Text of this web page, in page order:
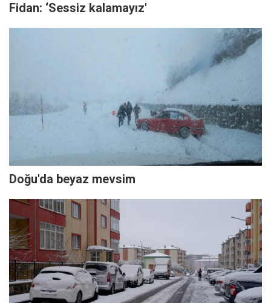
Fidan: ‘Sessiz kalamayız'
Doğu'da beyaz mevsim